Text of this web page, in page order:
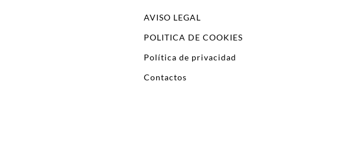
AVISO LEGAL
POLITICA DE COOKIES
Política de privacidad
Contactos